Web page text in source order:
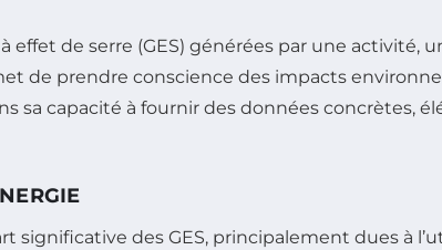
de serre (GES) générées par une activité,
de prendre conscience des impacts
sa capacité à fournir des données concrètes,
significative des GES, principalement dues à